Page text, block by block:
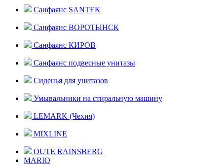
Санфаянс SANTEK
Санфаянс ВОРОТЫНСК
Санфаянс КИРОВ
Санфаянс подвесные унитазы
Сиденья для унитазов
Умывальники на стиральную машину
LEMARK (Чехия)
MIXLINE
OUTE RAINSBERG
MARIO